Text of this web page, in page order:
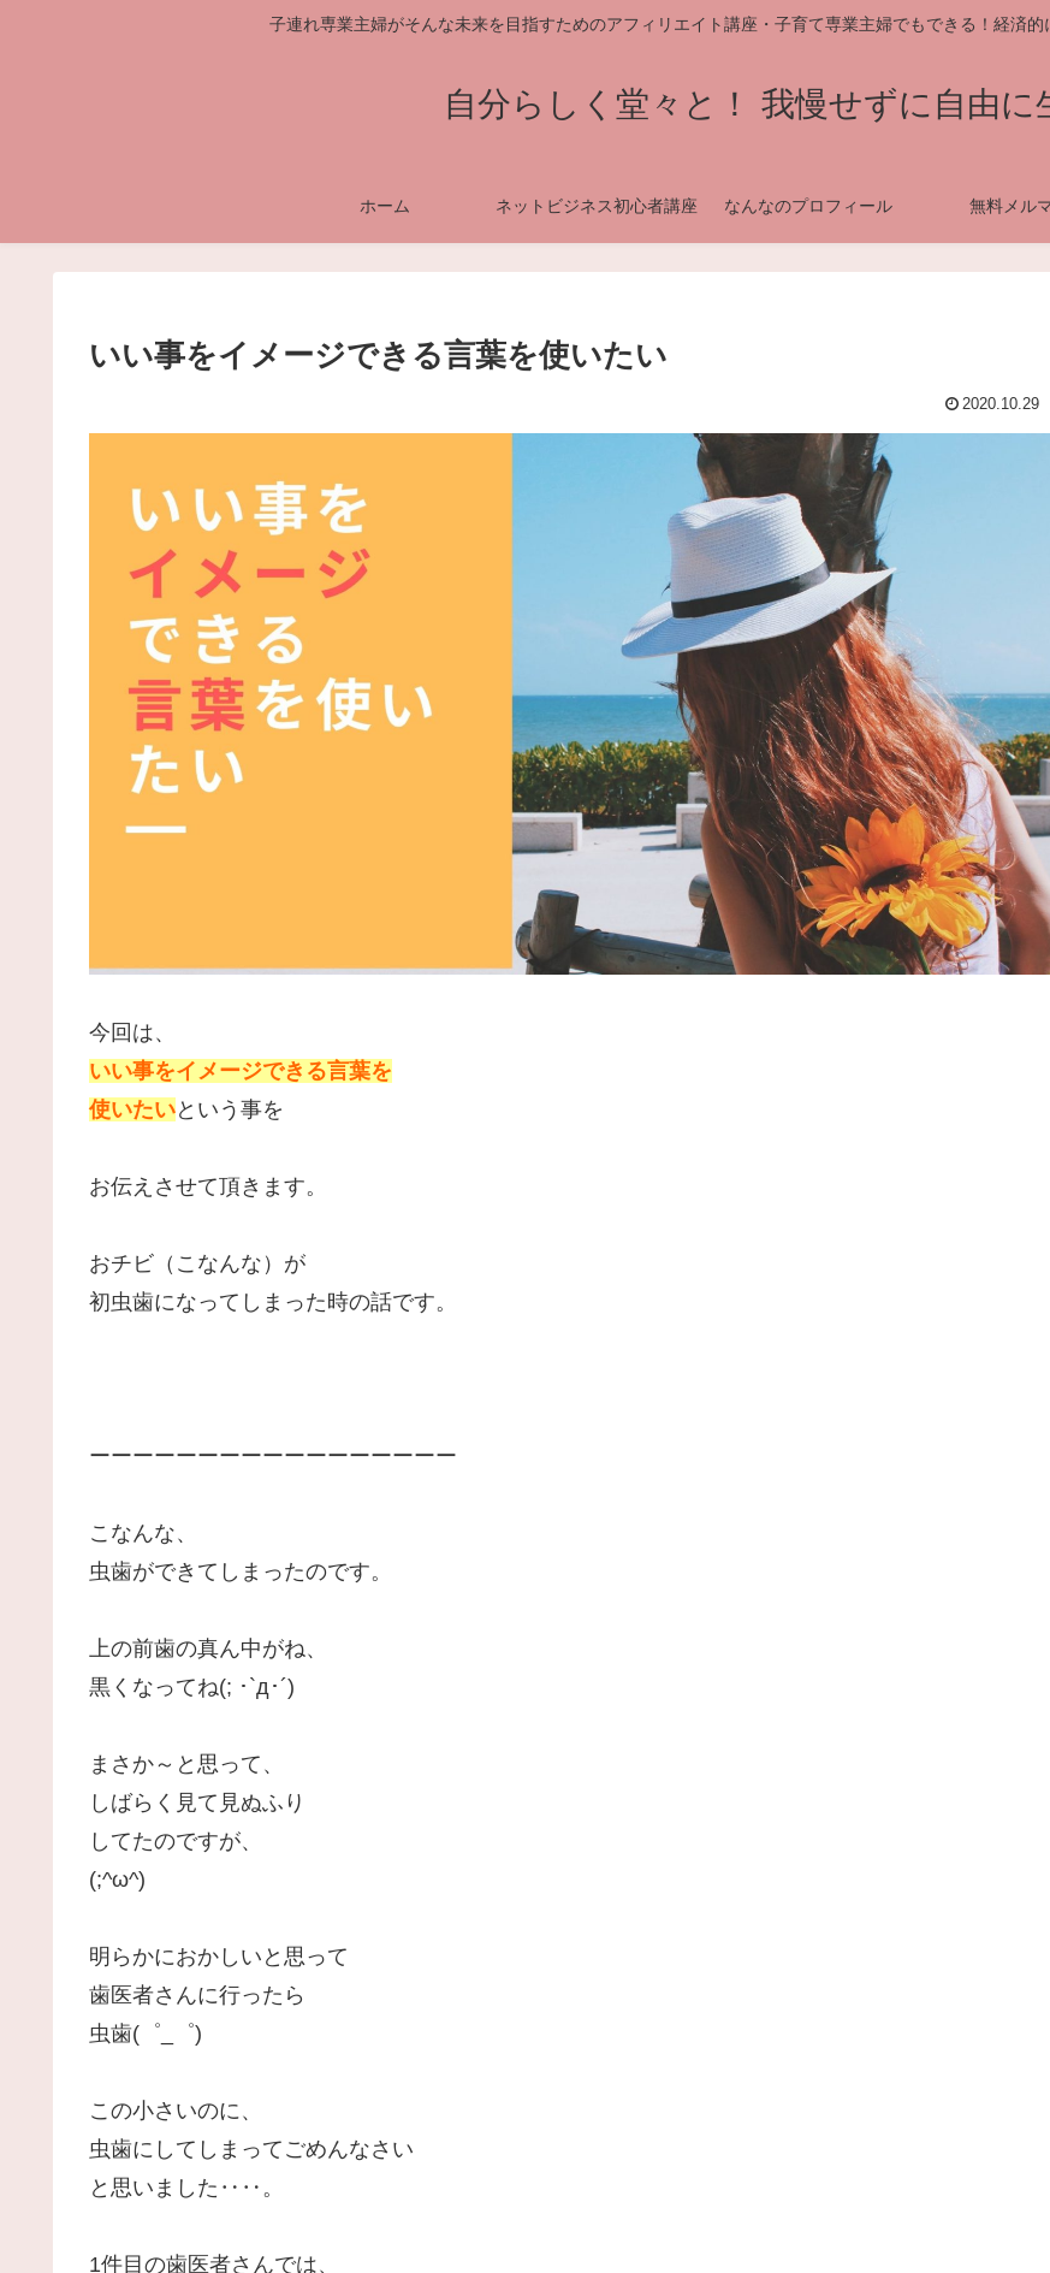
子連れ専業主婦がそんな未来を目指すためのアフィリエイト講座・子育て専業主婦でもできる！経済的
自分らしく堂々と！ 我慢せずに自由に
ホーム ネットビジネス初心者講座 なんなのプロフィール 無料メル
いい事をイメージできる言葉を使いたい
2020.10.29
今回は、
いい事をイメージできる言葉を
使いたいという事を
お伝えさせて頂きます。
おチビ（こなんな）が
初虫歯になってしまった時の話です。
ーーーーーーーーーーーーーーーーー
こなんな、
虫歯ができてしまったのです。
上の前歯の真ん中がね、
黒くなってね(; ･`д･´)
まさか～と思って、
しばらく見て見ぬふり
してたのですが、
(;^ω^)
明らかにおかしいと思って
歯医者さんに行ったら
虫歯(゜_゜)
この小さいのに、
虫歯にしてしまってごめんなさい
と思いました‥‥。
1件目の歯医者さんでは、